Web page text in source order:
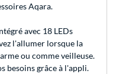
Aqara.
avec 18 LEDs
l'allumer lorsque la
ou comme veilleuse.
besoins grâce à l'appli.